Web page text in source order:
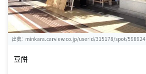
出典： minkara.carview.co.jp/userid/315178/spot/598924
豆餅